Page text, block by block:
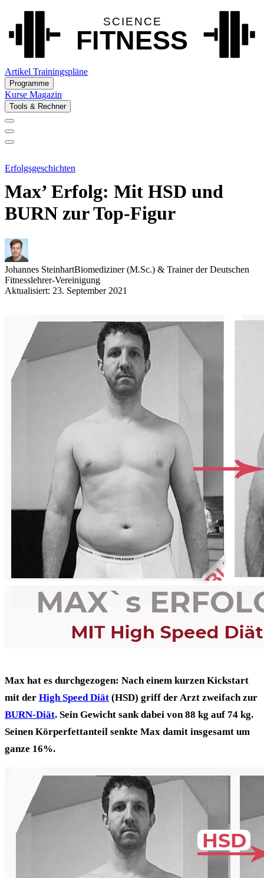
Artikel Trainingspläne
Programme
Kurse Magazin
Tools & Rechner
Erfolgsgeschichten
Max’ Erfolg: Mit HSD und
BURN zur Top-Figur
Johannes SteinhartBiomediziner (M.Sc.) & Trainer der Deutschen
Fitnesslehrer-Vereinigung
Aktualisiert: 23. September 2021
Max hat es durchgezogen: Nach einem kurzen Kickstart
mit der High Speed Diät (HSD) griff der Arzt zweifach zur
BURN-Diät. Sein Gewicht sank dabei von 88 kg auf 74 kg.
Seinen Körperfettanteil senkte Max damit insgesamt um
ganze 16%.